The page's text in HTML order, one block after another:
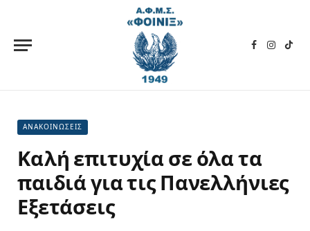
Facebook
ΑΝΑΚΟΙΝΩΣΕΙΣ
Καλή επιτυχία σε όλα τα
παιδιά για τις Πανελλήνιες
Εξετάσεις